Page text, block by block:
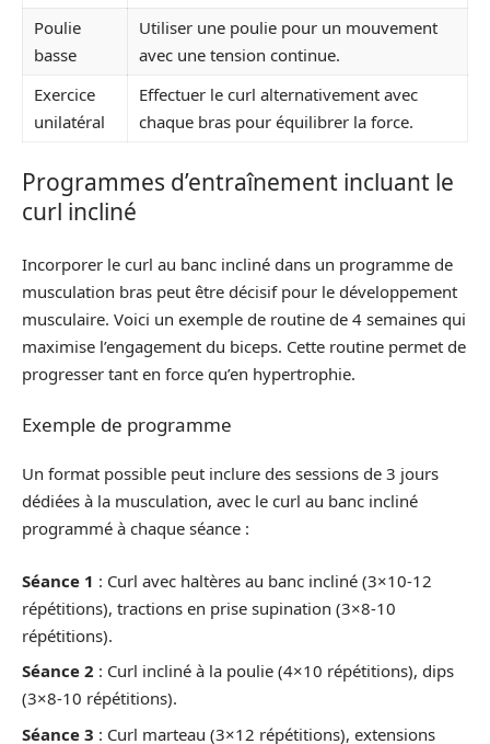
Poulie
basse
Utiliser une poulie pour un mouvement
avec une tension continue.
Exercice
unilatéral
Effectuer le curl alternativement avec
chaque bras pour équilibrer la force.
Programmes d’entraînement incluant le
curl incliné
Incorporer le curl au banc incliné dans un programme de
musculation bras peut être décisif pour le développement
musculaire. Voici un exemple de routine de 4 semaines qui
maximise l’engagement du biceps. Cette routine permet de
progresser tant en force qu’en hypertrophie.
Exemple de programme
Un format possible peut inclure des sessions de 3 jours
dédiées à la musculation, avec le curl au banc incliné
programmé à chaque séance :
Séance 1 : Curl avec haltères au banc incliné (3×10-12
répétitions), tractions en prise supination (3×8-10
répétitions).
Séance 2 : Curl incliné à la poulie (4×10 répétitions), dips
(3×8-10 répétitions).
Séance 3 : Curl marteau (3×12 répétitions), extensions